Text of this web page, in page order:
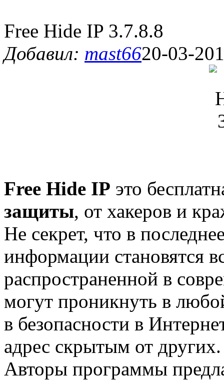
Free Hide IP 3.7.8.8
Добавил: mast6620-03-
Free Hide IP это
защиты, от хакеров и
Не секрет, что в
информации становятся
распространенной в
могут проникнуть в
в безопасности в
адрес скрытым от других.
Авторы программы